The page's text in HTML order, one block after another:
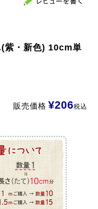
紫・新色) 10cm単
販売価格 ¥206税込